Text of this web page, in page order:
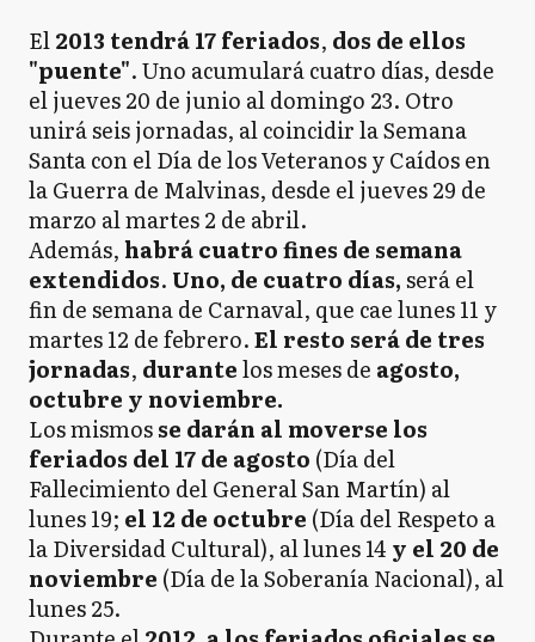
El2013 tendrá 17 feriados, dos de ellos
"puente". Uno acumulará cuatro días, desde
el jueves 20 de junio al domingo 23. Otro
unirá seis jornadas, al coincidir la Semana
Santa con el Día de los Veteranos y Caídos en
la Guerra de Malvinas, desde el jueves 29 de
marzo al martes 2 de abril.
Además, habrá cuatro fines de semana
extendidos. Uno, de cuatro días,será el
fin de semana de Carnaval, que cae lunes 11 y
martes 12 de febrero.El resto será de tres
jornadas, durantelos meses de agosto,
octubre y noviembre.
Los mismosse darán al moverse los
feriados del 17 de agosto (Día del
Fallecimiento del General San Martín) al
lunes 19; el 12 de octubre (Día del Respeto a
la Diversidad Cultural), al lunes 14 y el 20 de
noviembre (Día de la Soberanía Nacional), al
lunes 25.